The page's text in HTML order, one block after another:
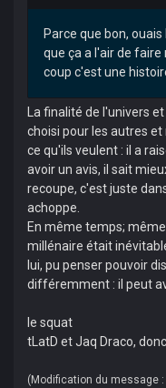
Parce que bon,
que ça a l'air de faire
coup c'est une
La finalité de l'univers
choisi pour les autres
ce qu'ils veulent : il a
avoir un avis, il sait
recoupe, c'est juste
achoppe.
En même temps;
millénaire était
lui, pu penser pouvoir
différemment : il peut
le squat
tLatD et Jaq Draco, donc
(Modification du message :